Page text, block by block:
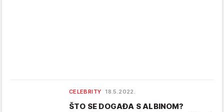
CELEBRITY 18.5.2022.
ŠTO SE DOGAĐA S ALBINOM?